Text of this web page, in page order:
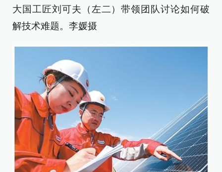
大国工匠刘可夫（左二）带领团队讨论如何破
解技术难题。李媛摄